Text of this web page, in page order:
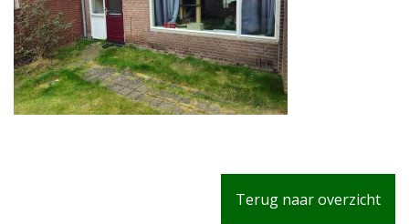
Terug naar overzicht